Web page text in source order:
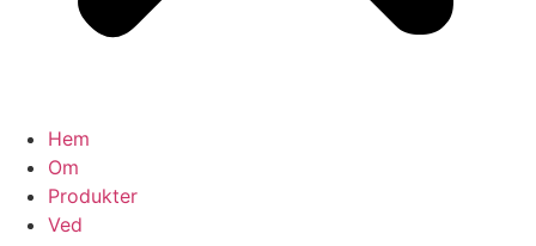
Hem
Om
Produkter
Ved